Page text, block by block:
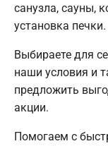
санузла, сауны,
установка печки.
Выбираете для
наши условия и
предложить
акции.
Помогаем с